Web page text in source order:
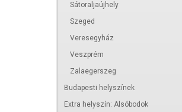
Sátoraljaújhely
Szeged
Veresegyház
Veszprém
Zalaegerszeg
Budapesti helyszínek
Extra helyszín: Alsóbodok